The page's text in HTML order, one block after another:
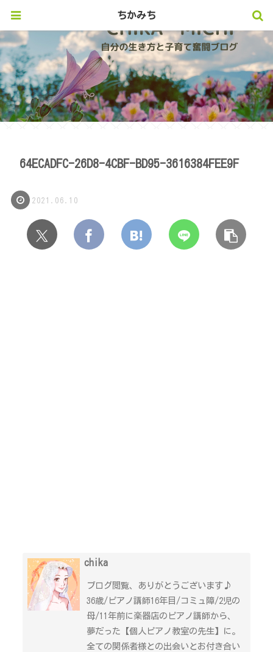
64ECADFC-26D8-4CBF-BD95-3616384FEE9F
2021.06.10
chika
ブログ閲覧、ありがとうございます♪
36歳/ピアノ講師16年目/コミュ障/2児の
母/11年前に楽器店のピアノ講師から、
夢だった【個人ピアノ教室の先生】に。
全ての関係者様との出会いとお付き合い
ちかみち